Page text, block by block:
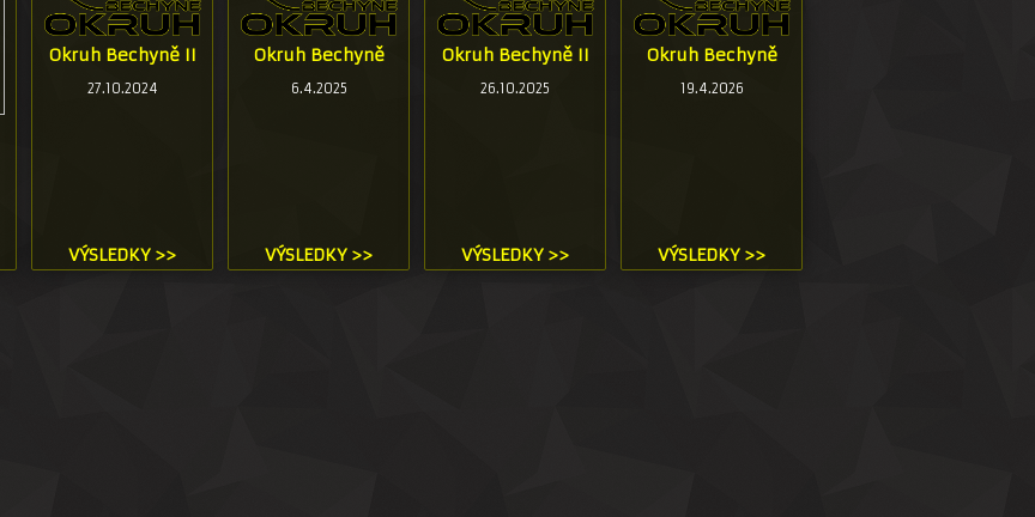
Okruh Bechyně II
27.10.2024
VÝSLEDKY >>
Okruh Bechyně
6.4.2025
VÝSLEDKY >>
Okruh Bechyně II
26.10.2025
VÝSLEDKY >>
Okruh Bechyně
19.4.2026
VÝSLEDKY >>